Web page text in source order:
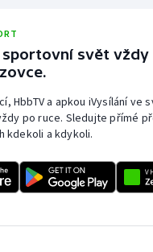
svět vždy
HbbTV a apkou iVysílání ve
po ruce. Sledujte přímé
kdekoli a kdykoli.